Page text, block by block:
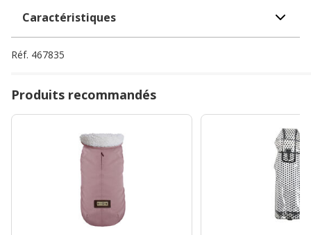
Caractéristiques
Réf. 467835
Produits recommandés